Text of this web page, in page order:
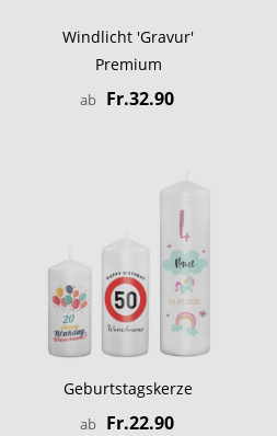
Windlicht 'Gravur'
Premium
ab Fr.32.90
Geburtstagskerze
ab Fr.22.90